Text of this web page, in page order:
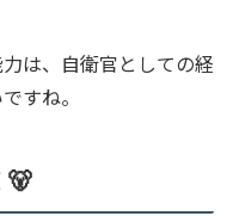
は、自衛官としての経
すね。
🐻